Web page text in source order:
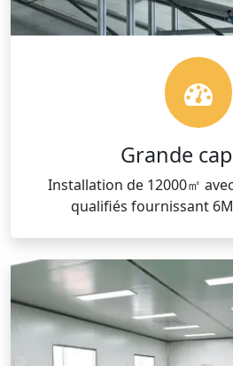
Grande
Installation de 12000㎡
qualifiés fournissant